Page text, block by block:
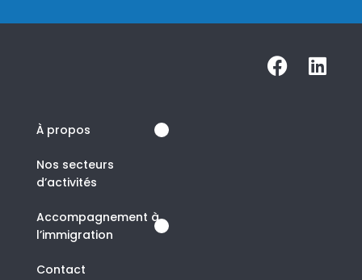
À propos
Nos secteurs
d’activités
Accompagnement à
l’immigration
Contact